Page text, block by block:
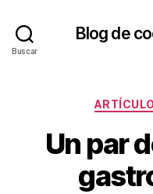
Buscar
Blog de
Un par